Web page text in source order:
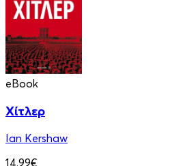
eBook
Χίτλερ
Ian Kershaw
14.99€